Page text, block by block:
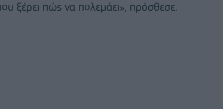
ξέρει πώς να πολεμάει», πρόσθεσε.